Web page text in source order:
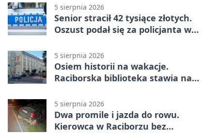
5 sierpnia 2026
Senior stracił 42 tysiące złotych.
Oszust podał się za policjanta w
5 sierpnia 2026
Osiem historii na wakacje.
Raciborska biblioteka stawia na
5 sierpnia 2026
Dwa promile i jazda do rowu.
Kierowca w Raciborzu bez